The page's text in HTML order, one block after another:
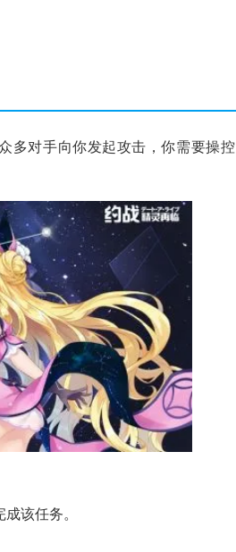
多对手向你发起攻击，你需要操
该任务。